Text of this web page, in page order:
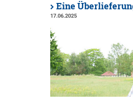
Eine
17.06.2025